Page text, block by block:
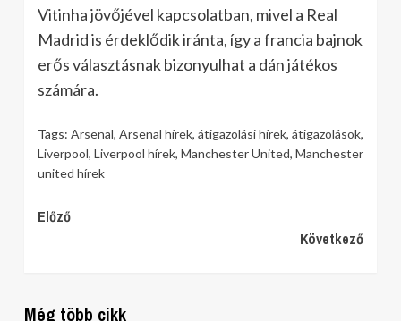
Vitinha jövőjével kapcsolatban, mivel a Real
Madrid is érdeklődik iránta, így a francia bajnok
erős választásnak bizonyulhat a dán játékos
számára.
Tags: Arsenal, Arsenal hírek, átigazolási hírek, átigazolások,
Liverpool, Liverpool hírek, Manchester United, Manchester
united hírek
Continue
Előző
Következő
Még több cikk